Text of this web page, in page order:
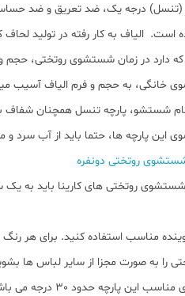
(تنسل) درجه یک، ضد تعریق و ضد
دارد در زمان شستشوی روتختی، حجم
خانگی، به حجم و فرم الیاف آسیب
شستشو، پارچه تنسل همچنان شفاف
این پارچه ها، حتما باید از آب سرد و
روتختی دونفره
شستشوی روتختی های کارینا باید به